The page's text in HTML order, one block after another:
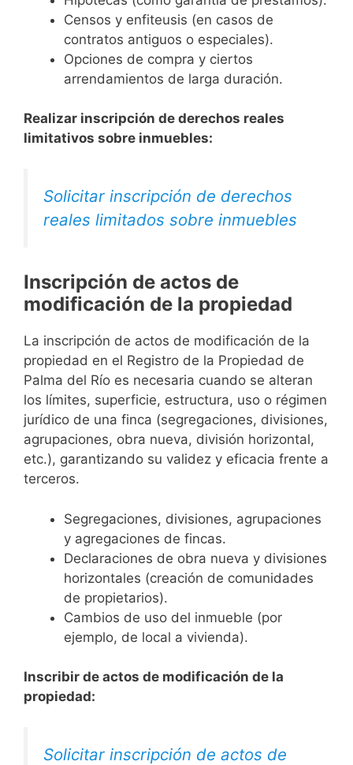
Censos y enfiteusis (en casos de
contratos antiguos o especiales).
Opciones de compra y ciertos
arrendamientos de larga duración.
Realizar inscripción de derechos reales
limitativos sobre inmuebles:
Solicitar inscripción de derechos
reales limitados sobre inmuebles
Inscripción de actos de
modificación de la propiedad
La inscripción de actos de modificación de la
propiedad en el Registro de la Propiedad de
Palma del Río es necesaria cuando se alteran
los límites, superficie, estructura, uso o régimen
jurídico de una finca (segregaciones, divisiones,
agrupaciones, obra nueva, división horizontal,
etc.), garantizando su validez y eficacia frente a
terceros.
Segregaciones, divisiones, agrupaciones
y agregaciones de fincas.
Declaraciones de obra nueva y divisiones
horizontales (creación de comunidades
de propietarios).
Cambios de uso del inmueble (por
ejemplo, de local a vivienda).
Inscribir de actos de modificación de la
propiedad:
Solicitar inscripción de actos de